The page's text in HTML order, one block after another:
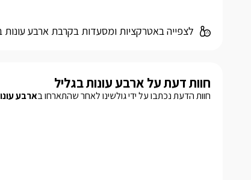
לצפייה באטרקציות ומסעדות בקרבת ארבע עונות
חוות דעת על ארבע עונות בגליל
חוות הדעת נכתבו על ידי גולשינו לאחר שהתארחו בארבע